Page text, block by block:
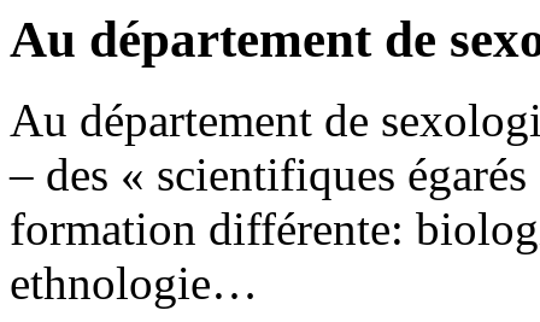
Au département de
Au département de
– des « scientifiques
formation différente:
ethnologie…